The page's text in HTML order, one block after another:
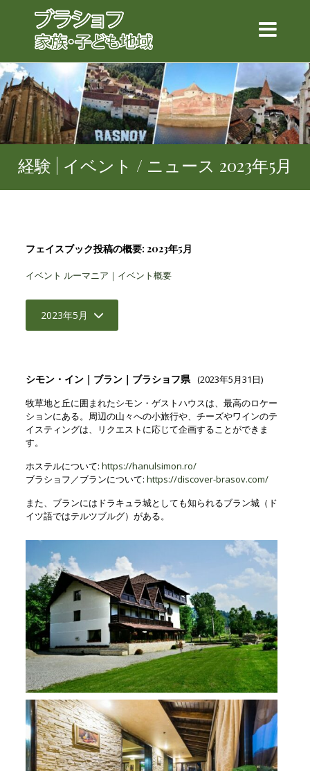
経験 | イベント / ニュース 2023年5月
フェイスブック投稿の概要: 2023年5月
イベント ルーマニア｜イベント概要
2023年5月
シモン・イン｜ブラン｜ブラショフ県 (2023年5月31日)
牧草地と丘に囲まれたシモン・ゲストハウスは、最高のロケー
ションにある。周辺の山々への小旅行や、チーズやワインのテ
イスティングは、リクエストに応じて企画することができま
す。
ホステルについて: https://hanulsimon.ro/
ブラショフ／ブランについて: https://discover-brasov.com/
また、ブランにはドラキュラ城としても知られるブラン城（ド
イツ語ではテルツブルグ）がある。